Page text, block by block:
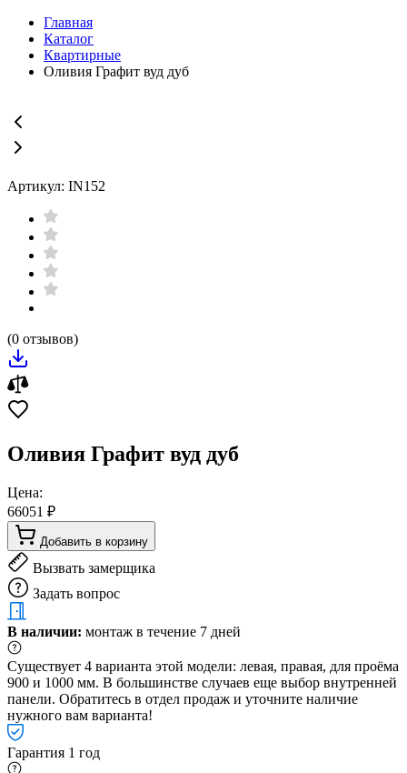
Главная
Каталог
Квартирные
Оливия Графит вуд дуб
Артикул: IN152
(0 отзывов)
Оливия Графит вуд дуб
Цена:
66051 ₽
Добавить в корзину
Вызвать замерщика
Задать вопрос
В наличии: монтаж в течение 7 дней
Существует 4 варианта этой модели: левая, правая, для проёма
900 и 1000 мм. В большинстве случаев еще выбор внутренней
панели. Обратитесь в отдел продаж и уточните наличие
нужного вам варианта!
Гарантия 1 год